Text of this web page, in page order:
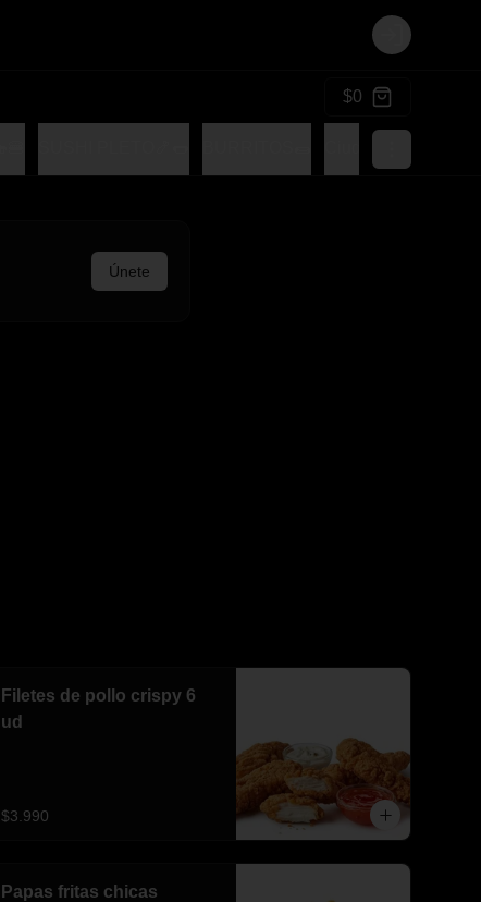
Login
$0
Únete
Filetes de pollo crispy 6
ud
$3.990
Papas fritas chicas